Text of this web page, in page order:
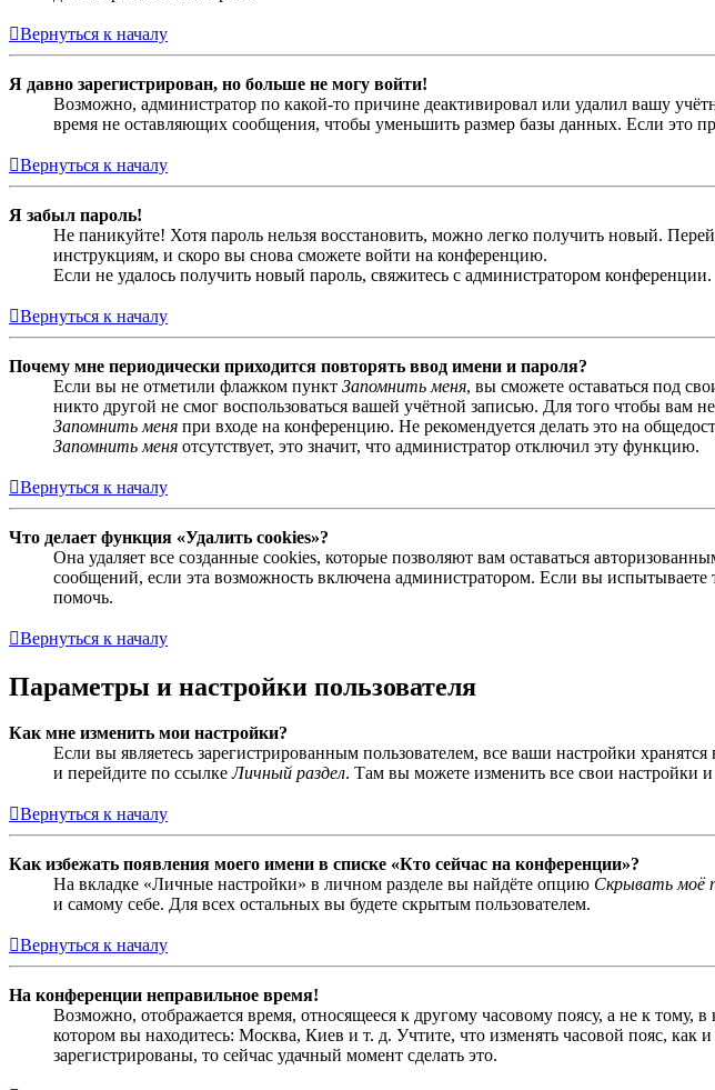
Вернуться к началу
Я давно зарегистрирован, но больше не могу войти!
Возможно, администратор по какой-то причине деактивировал или удалил вашу
время не оставляющих сообщения, чтобы уменьшить размер базы данных. Если это
Вернуться к началу
Я забыл пароль!
Не паникуйте! Хотя пароль нельзя восстановить, можно легко получить новый.
инструкциям, и скоро вы снова сможете войти на конференцию.
Если не удалось получить новый пароль, свяжитесь с администратором конференции.
Вернуться к началу
Почему мне периодически приходится повторять ввод имени и пароля?
Если вы не отметили флажком пункт Запомнить меня, вы сможете оставаться под
никто другой не смог воспользоваться вашей учётной записью. Для того чтобы
Запомнить меня при входе на конференцию. Не рекомендуется делать это на
Запомнить меня отсутствует, это значит, что администратор отключил эту функцию.
Вернуться к началу
Что делает функция «Удалить cookies»?
Она удаляет все созданные cookies, которые позволяют вам оставаться
сообщений, если эта возможность включена администратором. Если вы
помочь.
Вернуться к началу
Параметры и настройки пользователя
Как мне изменить мои настройки?
Если вы являетесь зарегистрированным пользователем, все ваши настройки
и перейдите по ссылкеЛичный раздел. Там вы можете изменить все свои настройки
Вернуться к началу
Как избежать появления моего имени в списке «Кто сейчас на конференции»?
На вкладке «Личные настройки» в личном разделе вы найдёте опцию Скрывать моё
и самому себе. Для всех остальных вы будете скрытым пользователем.
Вернуться к началу
На конференции неправильное время!
Возможно, отображается время, относящееся к другому часовому поясу, а не к тому,
котором вы находитесь: Москва, Киев и т. д. Учтите, что изменять часовой пояс, как
зарегистрированы, то сейчас удачный момент сделать это.